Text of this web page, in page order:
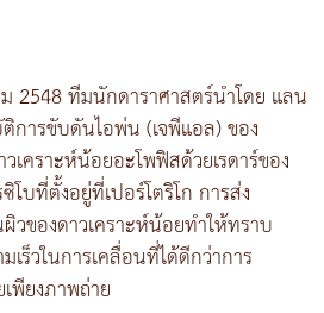
2548 ทีมนักดาราศาสตร์นำโดย แลน
ารขับดันไอพ่น (เจพีแอล) ของ
เคราะห์น้อยอะโพฟิสด้วยเรดาร์ของ
โบที่ตั้งอยู่ที่เปอร์โตริโก การส่ง
ของดาวเคราะห์น้อยทำให้ทราบ
ร็วในการเคลื่อนที่ได้ดีกว่าการ
ยงภาพถ่าย